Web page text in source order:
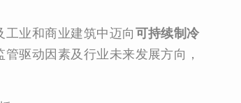
业和商业建筑中迈向可持续制冷
驱动因素及行业未来发展方向，